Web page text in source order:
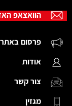
הוואצאפ
פרסום באתר
אודות
צור קשר
מגזין